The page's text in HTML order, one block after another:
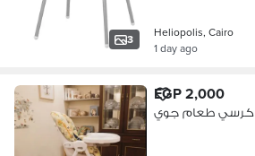
3
Heliopolis, Cairo
1 day ago
EGP 2,000
كرسي طعام جوي